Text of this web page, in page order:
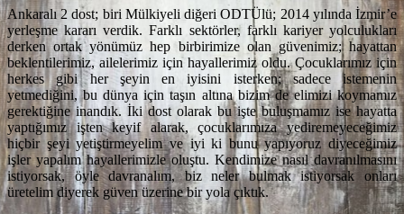
Ankaralı 2 dost; biri Mülkiyeli diğeri ODTÜlü; 2014 yılında İzmir’e
yerleşme kararı verdik. Farklı sektörler, farklı kariyer yolculukları
derken ortak yönümüz hep birbirimize olan güvenimiz; hayattan
beklentilerimiz, ailelerimiz için hayallerimiz oldu. Çocuklarımız için
herkes gibi her şeyin en iyisini isterken; sadece istemenin
yetmediğini, bu dünya için taşın altına bizim de elimizi koymamız
gerektiğine inandık. İki dost olarak bu işte buluşmamız ise hayatta
yaptığımız işten keyif alarak, çocuklarımıza yediremeyeceğimiz
hiçbir şeyi yetiştirmeyelim ve iyi ki bunu yapıyoruz diyeceğimiz
işler yapalım hayallerimizle oluştu. Kendimize nasıl davranılmasını
istiyorsak, öyle davranalım, biz neler bulmak istiyorsak onları
üretelim diyerek güven üzerine bir yola çıktık.